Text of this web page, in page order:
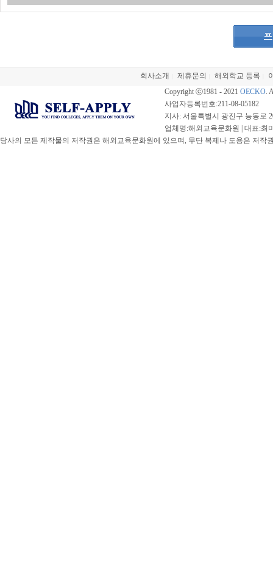
회사소개 제휴문의 해외학교 등록
Copyright ⓒ1981 - 2021 OECKO.
사업자등록번호:211-08-05182
지사: 서울특별시 광진구 능동로
업체명:해외교육문화원 | 대표:최
당사의 모든 제작물의 저작권은 해외교육문화원에 있으며, 무단 복제나 도용은 저